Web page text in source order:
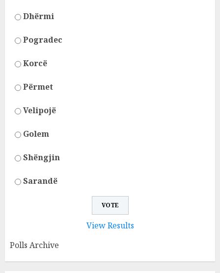
Dhërmi
Pogradec
Korcë
Përmet
Velipojë
Golem
Shëngjin
Sarandë
View Results
Polls Archive